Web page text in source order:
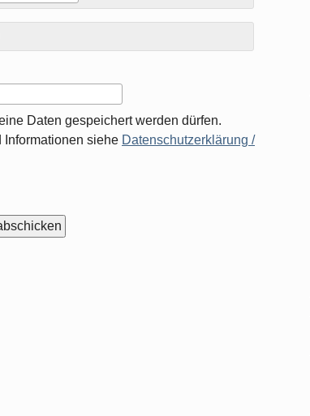
Daten gespeichert werden dürfen.
siehe Datenschutzerklärung /